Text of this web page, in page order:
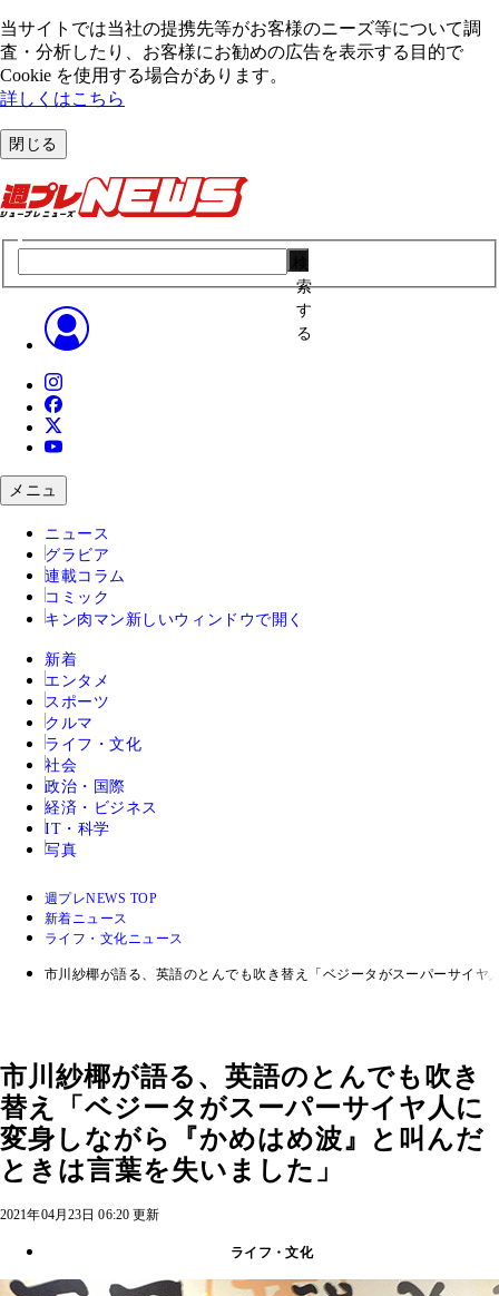
当サイトでは当社の提携先等がお客様のニーズ等について調
査・分析したり、お客様にお勧めの広告を表⽰する⽬的で
Cookie を使⽤する場合があります。
詳しくはこちら
閉じる
索
す
る
メニュ
ニュース
グラビア
連載コラム
コミック
キン肉マン 新しいウィンドウで開く
新着
エンタメ
スポーツ
クルマ
ライフ・文化
社会
政治・国際
経済・ビジネス
IT・科学
写真
週プレNEWS TOP
新着ニュース
ライフ・文化ニュース
市川紗椰が語る、英語のとんでも吹き替え「ベジータがスーパーサイ
市川紗椰が語る、英語のとんでも吹き
替え「ベジータがスーパーサイヤ人に
変身しながら『かめはめ波』と叫んだ
ときは言葉を失いました」
2021年04月23日 06:20 更新
ライフ・文化